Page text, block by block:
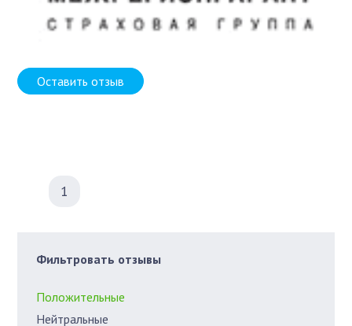
Оставить отзыв
1
Фильтровать отзывы
Положительные
Нейтральные